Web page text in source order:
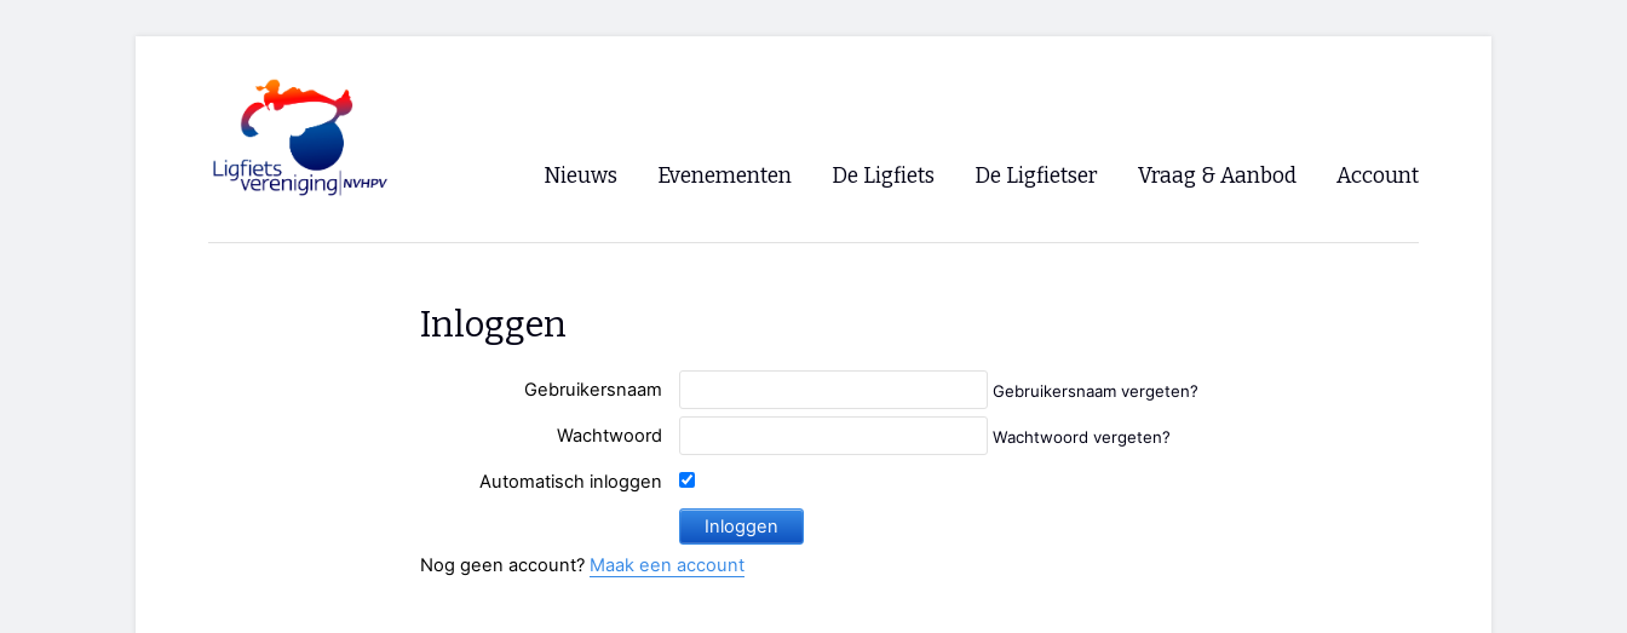
Nieuws Evenementen
Paastreffen
Oliebollentocht
De Ligfiets De Ligfietser
Lokale Fietsverenigingen
Vraag & Aanbod Account
Inloggen
Gebruikersnaam Gebruikersnaam vergeten?
Wachtwoord Wachtwoord vergeten?
Automatisch inloggen
Nog geen account? Maak een account